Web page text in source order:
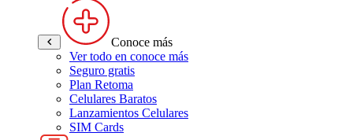
Conoce más
Ver todo en conoce más
Seguro gratis
Plan Retoma
Celulares Baratos
Lanzamientos Celulares
SIM Cards